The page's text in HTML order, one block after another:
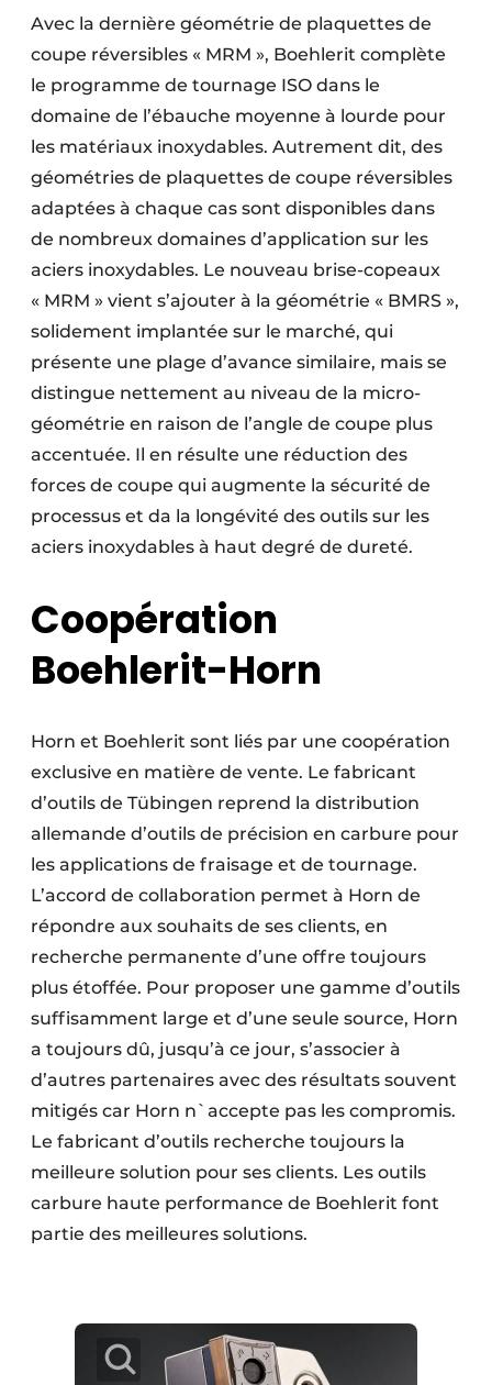
Avec la dernière géométrie de plaquettes de
coupe réversibles « MRM », Boehlerit complète
le programme de tournage ISO dans le
domaine de l’ébauche moyenne à lourde pour
les matériaux inoxydables. Autrement dit, des
géométries de plaquettes de coupe réversibles
adaptées à chaque cas sont disponibles dans
de nombreux domaines d’application sur les
aciers inoxydables. Le nouveau brise-copeaux
« MRM » vient s’ajouter à la géométrie « BMRS »,
solidement implantée sur le marché, qui
présente une plage d’avance similaire, mais se
distingue nettement au niveau de la micro-
géométrie en raison de l’angle de coupe plus
accentuée. Il en résulte une réduction des
forces de coupe qui augmente la sécurité de
processus et da la longévité des outils sur les
aciers inoxydables à haut degré de dureté.
Coopération
Boehlerit-Horn
Horn et Boehlerit sont liés par une coopération
exclusive en matière de vente. Le fabricant
d’outils de Tübingen reprend la distribution
allemande d’outils de précision en carbure pour
les applications de fraisage et de tournage.
L’accord de collaboration permet à Horn de
répondre aux souhaits de ses clients, en
recherche permanente d’une offre toujours
plus étoffée. Pour proposer une gamme d’outils
suffisamment large et d’une seule source, Horn
a toujours dû, jusqu’à ce jour, s’associer à
d’autres partenaires avec des résultats souvent
mitigés car Horn n`accepte pas les compromis.
Le fabricant d’outils recherche toujours la
meilleure solution pour ses clients. Les outils
carbure haute performance de Boehlerit font
partie des meilleures solutions.